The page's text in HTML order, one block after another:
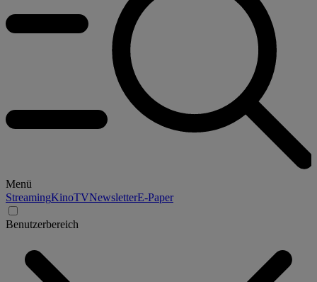
Menü
StreamingKinoTVNewsletterE-Paper
Benutzerbereich